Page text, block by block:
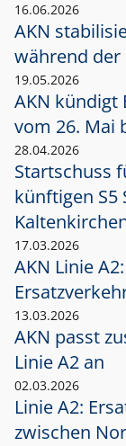
16.06.2026
AKN
während der
19.05.2026
AKN kündigt
vom 26. Mai
28.04.2026
Startschuss
künftigen
17.03.2026
AKN Linie
13.03.2026
AKN passt
Linie A2 an
02.03.2026
Linie A2:
zwischen